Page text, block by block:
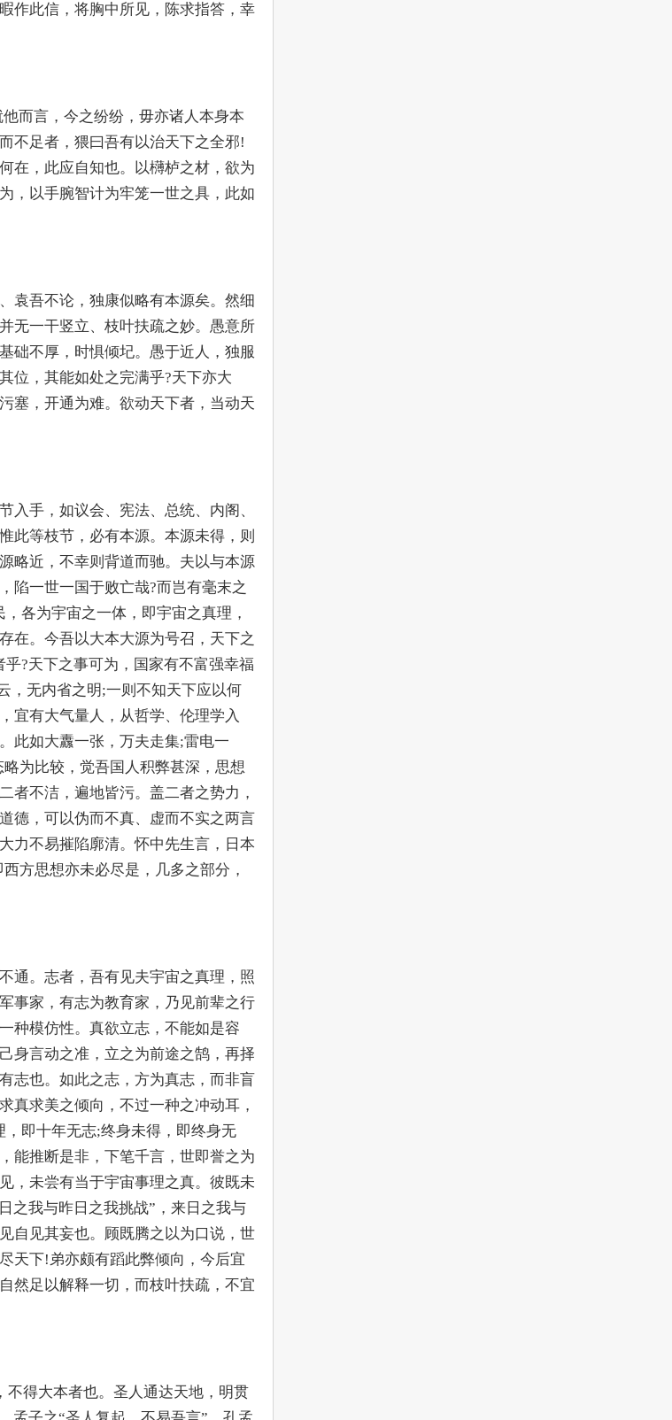
作此信，将胸中所见，陈求指答，幸
而言，今之纷纷，毋亦诸人本身本
不足者，猥曰吾有以治天下之全邪!
在，此应自知也。以欂栌之材，欲为
，以手腕智计为牢笼一世之具，此如
吾不论，独康似略有本源矣。然细
无一干竖立、枝叶扶疏之妙。愚意所
础不厚，时惧倾圮。愚于近人，独服
位，其能如处之完满乎?天下亦大
塞，开通为难。欲动天下者，当动天
手，如议会、宪法、总统、内阁、
此等枝节，必有本源。本源未得，则
略近，不幸则背道而驰。夫以与本源
陷一世一国于败亡哉?而岂有毫末之
各为宇宙之一体，即宇宙之真理，
在。今吾以大本大源为号召，天下之
?天下之事可为，国家有不富强幸福
，无内省之明;一则不知天下应以何
宜有大气量人，从哲学、伦理学入
此如大纛一张，万夫走集;雷电一
为比较，觉吾国人积弊甚深，思想
者不洁，遍地皆污。盖二者之势力，
德，可以伪而不真、虚而不实之两言
力不易摧陷廓清。怀中先生言，日本
方思想亦未必尽是，几多之部分，
。志者，吾有见夫宇宙之真理，照
事家，有志为教育家，乃见前辈之行
种模仿性。真欲立志，不能如是容
身言动之准，立之为前途之鹄，再择
志也。如此之志，方为真志，而非盲
真求美之倾向，不过一种之冲动耳，
即十年无志;终身未得，即终身无
能推断是非，下笔千言，世即誉之为
，未尝有当于宇宙事理之真。彼既未
之我与昨日之我挑战”，来日之我与
自见其妄也。顾既腾之以为口说，世
天下!弟亦颇有蹈此弊倾向，今后宜
然足以解释一切，而枝叶扶疏，不宜
得大本者也。圣人通达天地，明贯